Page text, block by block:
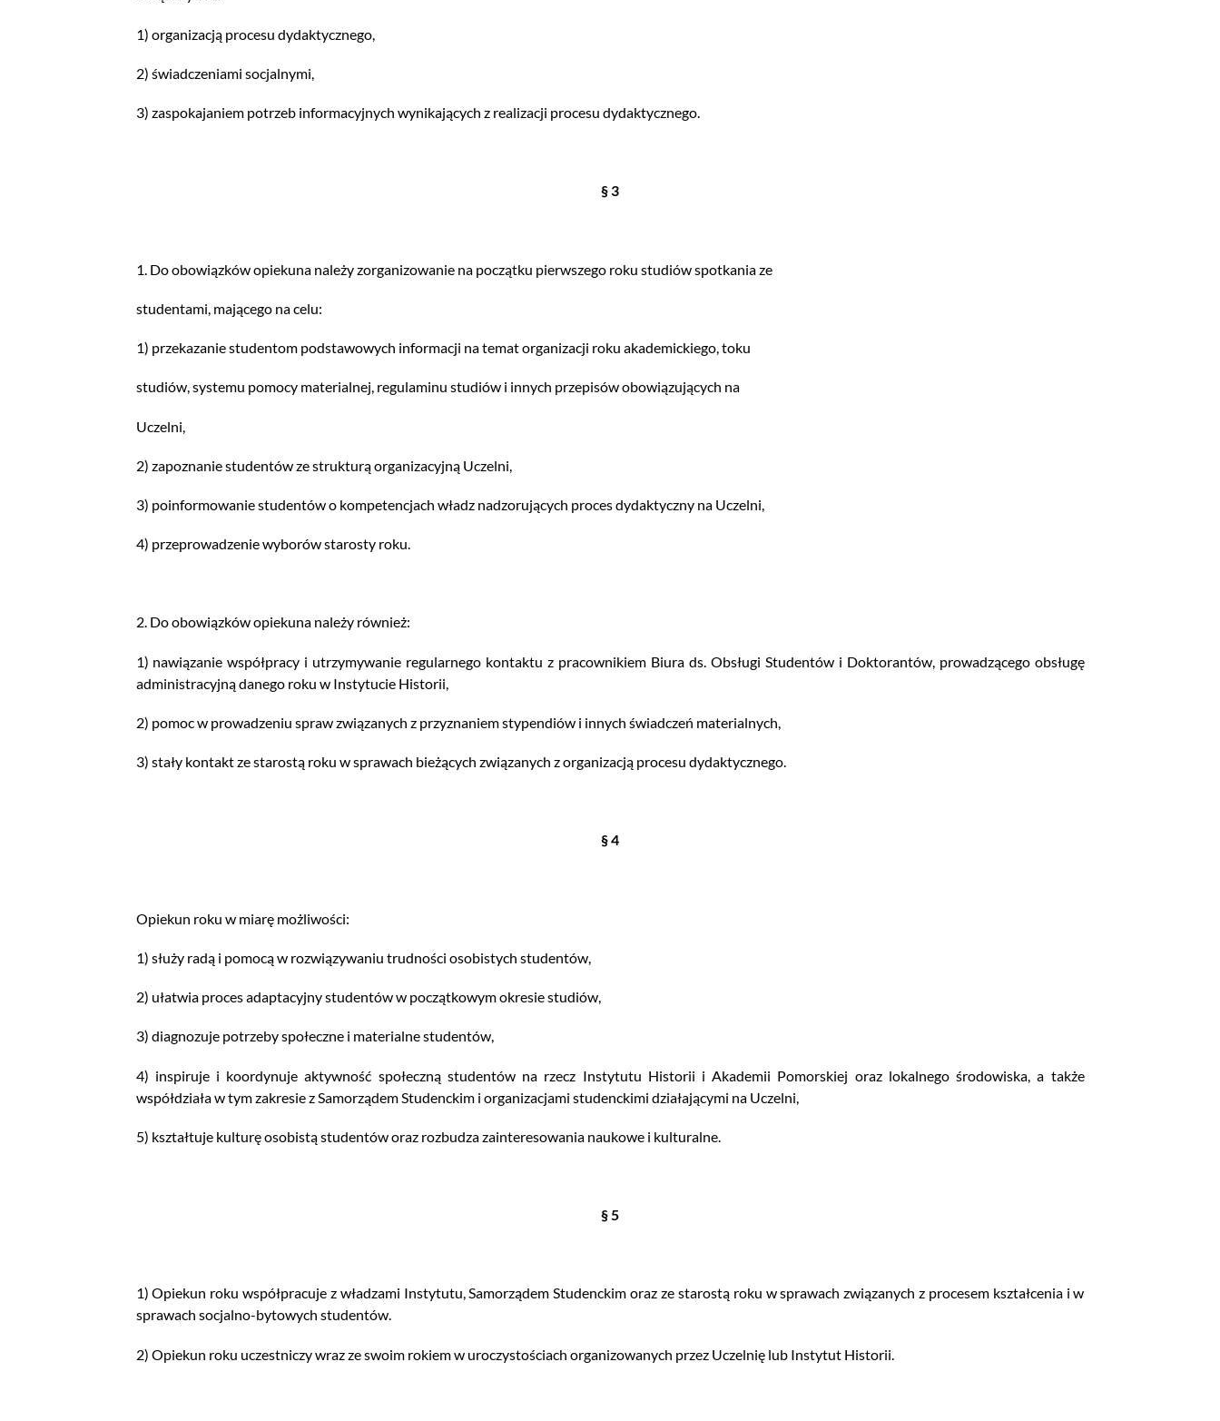
1) organizacją procesu dydaktycznego,
2) świadczeniami socjalnymi,
3) zaspokajaniem potrzeb informacyjnych wynikających z realizacji procesu dydaktycznego.
§ 3
1. Do obowiązków opiekuna należy zorganizowanie na początku pierwszego roku studiów spotkania ze
studentami, mającego na celu:
1) przekazanie studentom podstawowych informacji na temat organizacji roku akademickiego, toku
studiów, systemu pomocy materialnej, regulaminu studiów i innych przepisów obowiązujących na
Uczelni,
2) zapoznanie studentów ze strukturą organizacyjną Uczelni,
3) poinformowanie studentów o kompetencjach władz nadzorujących proces dydaktyczny na Uczelni,
4) przeprowadzenie wyborów starosty roku.
2. Do obowiązków opiekuna należy również:
1) nawiązanie współpracy i utrzymywanie regularnego kontaktu z pracownikiem Biura ds. Obsługi Studentów i Doktorantów, prowadzącego obsługę
administracyjną danego roku w Instytucie Historii,
2) pomoc w prowadzeniu spraw związanych z przyznaniem stypendiów i innych świadczeń materialnych,
3) stały kontakt ze starostą roku w sprawach bieżących związanych z organizacją procesu dydaktycznego.
§ 4
Opiekun roku w miarę możliwości:
1) służy radą i pomocą w rozwiązywaniu trudności osobistych studentów,
2) ułatwia proces adaptacyjny studentów w początkowym okresie studiów,
3) diagnozuje potrzeby społeczne i materialne studentów,
4) inspiruje i koordynuje aktywność społeczną studentów na rzecz Instytutu Historii i Akademii Pomorskiej oraz lokalnego środowiska, a także
współdziała w tym zakresie z Samorządem Studenckim i organizacjami studenckimi działającymi na Uczelni,
5) kształtuje kulturę osobistą studentów oraz rozbudza zainteresowania naukowe i kulturalne.
§ 5
1) Opiekun roku współpracuje z władzami Instytutu, Samorządem Studenckim oraz ze starostą roku w sprawach związanych z procesem kształcenia i w
sprawach socjalno-bytowych studentów.
2) Opiekun roku uczestniczy wraz ze swoim rokiem w uroczystościach organizowanych przez Uczelnię lub Instytut Historii.